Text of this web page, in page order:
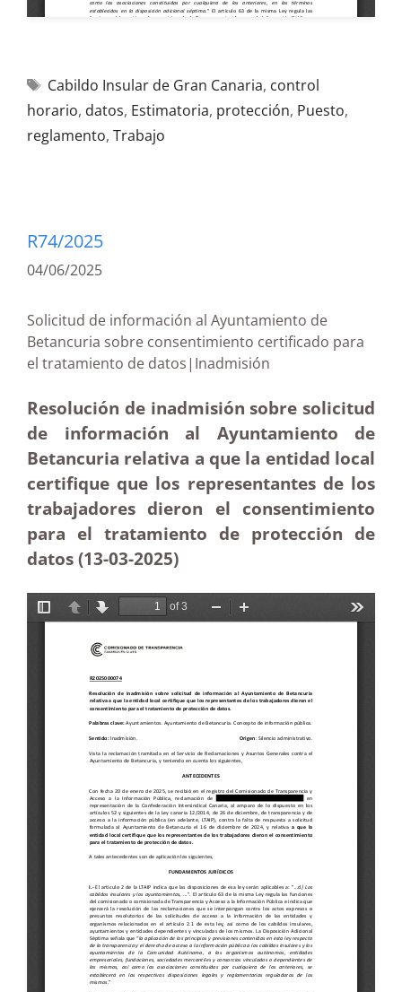
Cabildo Insular de Gran Canaria, control
horario, datos, Estimatoria, protección, Puesto,
reglamento, Trabajo
R74/2025
04/06/2025
Solicitud de información al Ayuntamiento de
Betancuria sobre consentimiento certificado para
el tratamiento de datos|Inadmisión
Resolución de inadmisión sobre solicitud
de información al Ayuntamiento de
Betancuria relativa a que la entidad local
certifique que los representantes de los
trabajadores dieron el consentimiento
para el tratamiento de protección de
datos (13-03-2025)